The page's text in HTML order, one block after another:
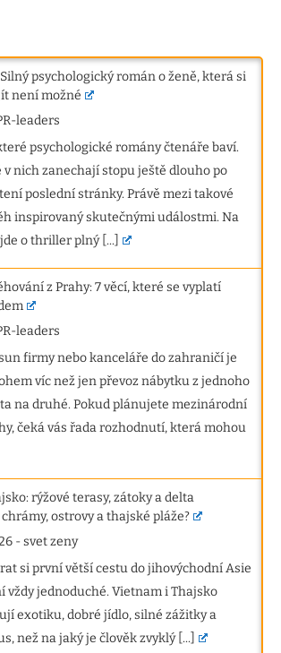
psychologický román o ženě, která si
není možné
leaders
psychologické romány čtenáře baví.
v nich zanechají stopu ještě dlouho po
poslední stránky. Právě mezi takové
inspirovaný skutečnými událostmi. Na
o thriller plný [...]
z Prahy: 7 věcí, které se vyplatí
leaders
firmy nebo kanceláře do zahraničí je
víc než jen převoz nábytku z jednoho
na druhé. Pokud plánujete mezinárodní
čeká vás řada rozhodnutí, která mohou
rýžové terasy, zátoky a delta
ostrovy a thajské pláže?
-svet zeny
si první větší cestu do jihovýchodní Asie
vždy jednoduché. Vietnam i Thajsko
exotiku, dobré jídlo, silné zážitky a
než na jaký je člověk zvyklý [...]